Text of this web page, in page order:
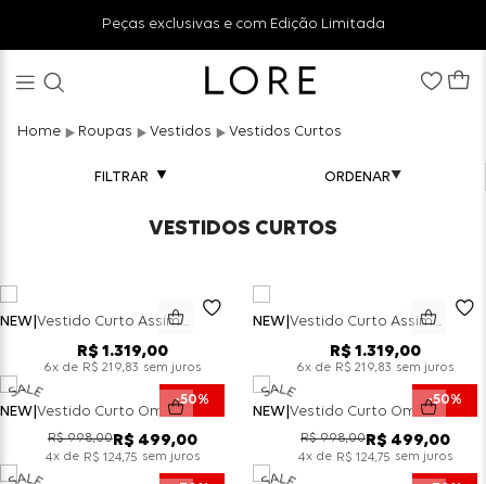
Peças exclusivas e com Edição Limitada
Roupas Vestidos Vestidos Curtos
FILTRAR
VESTIDOS CURTOS
NEW Vestido Curto Assimetrico Um Ombro Só - Vanilla
R$ 1.319,00
6x de R$ 219,83 sem juros
NEW Vestido Curto Assimetrico Um Ombro Só - Preto
R$ 1.319,00
6x de R$ 219,83 sem juros
50%
NEW Vestido Curto Ombro A Ombro Drapeado - Choco
R$ 998,00R$ 499,00
4x de R$ 124,75 sem juros
50%
NEW Vestido Curto Ombro A Ombro Drapeado - Preto
R$ 998,00R$ 499,00
4x de R$ 124,75 sem juros